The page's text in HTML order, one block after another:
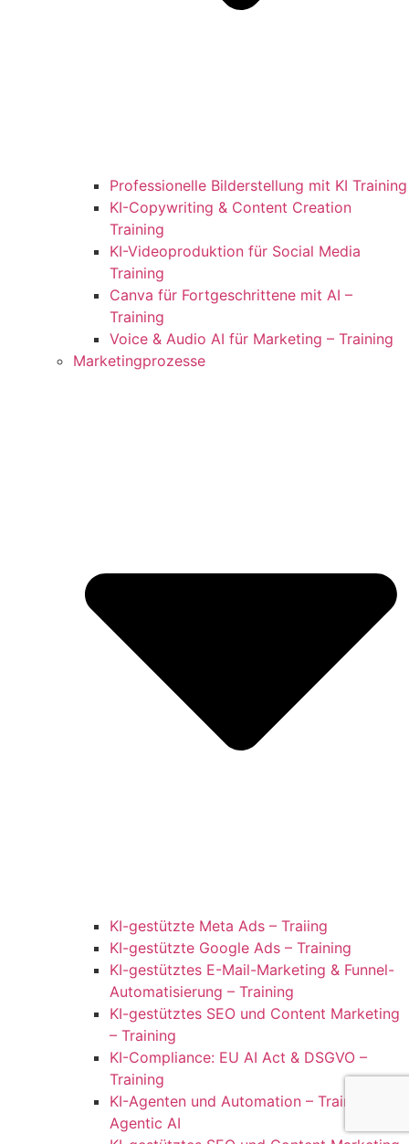
Professionelle Bilderstellung mit KI Training
KI-Copywriting & Content Creation
Training
KI-Videoproduktion für Social Media
Training
Canva für Fortgeschrittene mit AI –
Training
Voice & Audio AI für Marketing – Training
Marketingprozesse
KI-gestützte Meta Ads – Traiing
KI-gestützte Google Ads – Training
KI-gestütztes E-Mail-Marketing & Funnel-
Automatisierung – Training
KI-gestütztes SEO und Content Marketing
– Training
KI-Compliance: EU AI Act & DSGVO –
Training
KI-Agenten und Automation – Training für
Agentic AI